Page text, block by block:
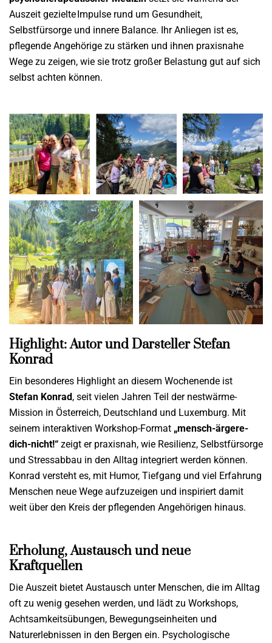
Auszeit gezielte Impulse rund um Gesundheit,
Selbstfürsorge und innere Balance. Ihr Anliegen ist es,
pflegende Angehörige zu stärken und ihnen praxisnahe
Wege zu zeigen, wie sie trotz großer Belastung gut auf sich
selbst achten können.
Highlight: Autor und Darsteller Stefan
Konrad
Ein besonderes Highlight an diesem Wochenende ist
Stefan Konrad, seit vielen Jahren Teil der nestwärme-
Mission in Österreich, Deutschland und Luxemburg. Mit
seinem interaktiven Workshop-Format „mensch-ärgere-
dich-nicht!“ zeigt er praxisnah, wie Resilienz, Selbstfürsorge
und Stressabbau in den Alltag integriert werden können.
Konrad versteht es, mit Humor, Tiefgang und viel Erfahrung
Menschen neue Wege aufzuzeigen und inspiriert damit
weit über den Kreis der pflegenden Angehörigen hinaus.
Erholung, Austausch und neue
Kraftquellen
Die Auszeit bietet Austausch unter Menschen, die im Alltag
oft zu wenig gesehen werden, und lädt zu Workshops,
Achtsamkeitsübungen, Bewegungseinheiten und
Naturerlebnissen in den Bergen ein. Psychologische